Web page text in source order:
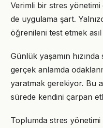
Verimli bir stres
de uygulama şart.
öğrenileni test etmek
Günlük yaşamın
gerçek anlamda
yaratmak gerekiyor. Bu
sürede kendini çarpan
Toplumda stres